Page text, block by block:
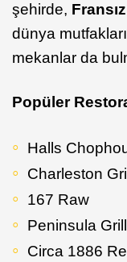
şehirde,
dünya
mekanlar da
Popüler
Halls
Charleston Grill
167 Raw
Peninsula Grill
Circa 1886